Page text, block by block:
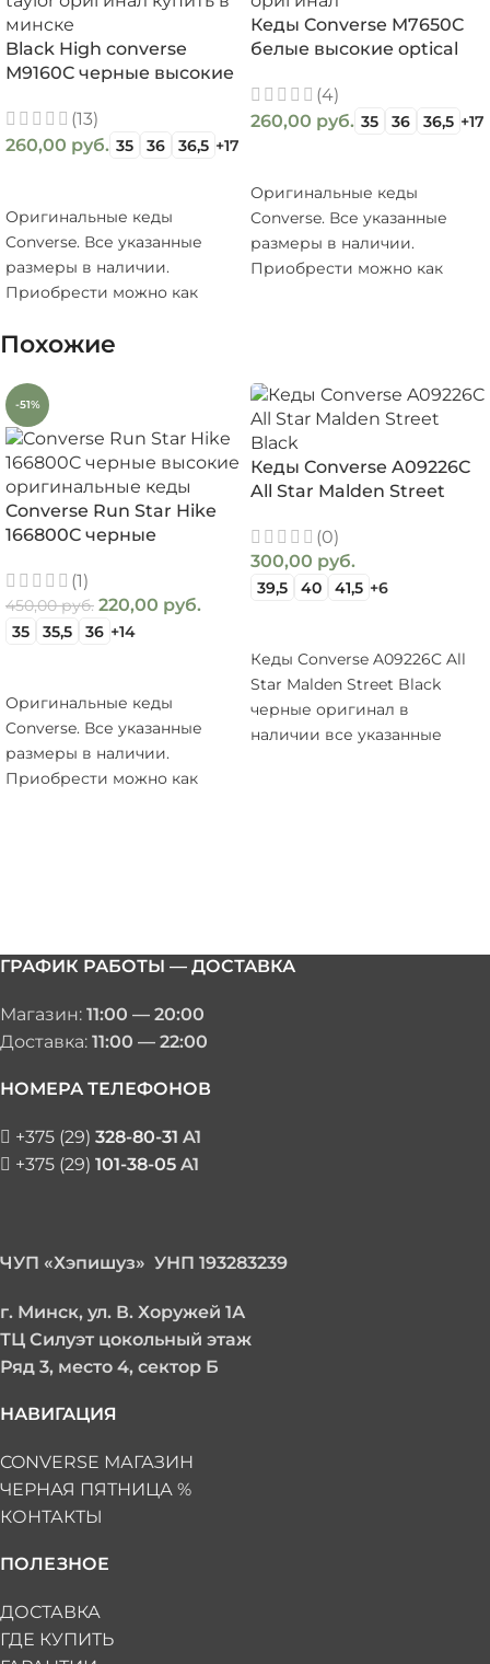
Black High converse
М9160C черные высокие
M9160C(13)
260,00 руб. 35 36 36,5 +17
Оригинальные кеды
Converse. Все указанные
размеры в наличии.
Приобрести можно как
магазине в цокольном
https://www.youtube.com/watch?
v=bqYZjMN2YkU
https://www.youtube.com/shorts/HwgwSmKl_dE
Кеды Converse M7650C
белые высокие optical
(4)
260,00 руб. 35 36 36,5 +17
Оригинальные кеды
Converse. Все указанные
размеры в наличии.
Приобрести можно как
v=sLv6y-yj4ZE
https://www.youtube.com/
Похожие
-51%
Converse Run Star Hike
166800C черные
кеды
(1)
450,00руб. 220,00 руб.
35 35,5 36 +14
Оригинальные кеды
Converse. Все указанные
размеры в наличии.
Приобрести можно как
Кеды Converse A09226C
All Star Malden Street
(0)
300,00 руб.
39,5 40 41,5 +6
Кеды Converse A09226C All
Star Malden Street Black
черные оригинал в
наличии все указанные
ГРАФИК РАБОТЫ — ДОСТАВКА
Магазин: 11:00 — 20:00
Доставка: 11:00 — 22:00
НОМЕРА ТЕЛЕФОНОВ
+375 (29) 328-80-31 A1
+375 (29) 101-38-05 A1
ЧУП «Хэпишуз» УНП 193283239
г. Минск, ул. В. Хоружей 1А
ТЦ Силуэт цокольный этаж
Ряд 3, место 4, сектор Б
НАВИГАЦИЯ
CONVERSE МАГАЗИН
ЧЕРНАЯ ПЯТНИЦА %
КОНТАКТЫ
ПОЛЕЗНОЕ
ДОСТАВКА
ГДЕ КУПИТЬ